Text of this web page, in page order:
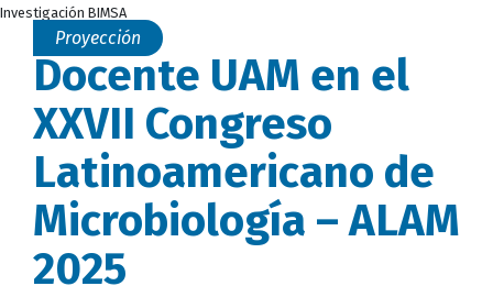
Investigación BIMSA
Proyección
Docente UAM en el
XXVII Congreso
Latinoamericano de
Microbiología – ALAM
2025